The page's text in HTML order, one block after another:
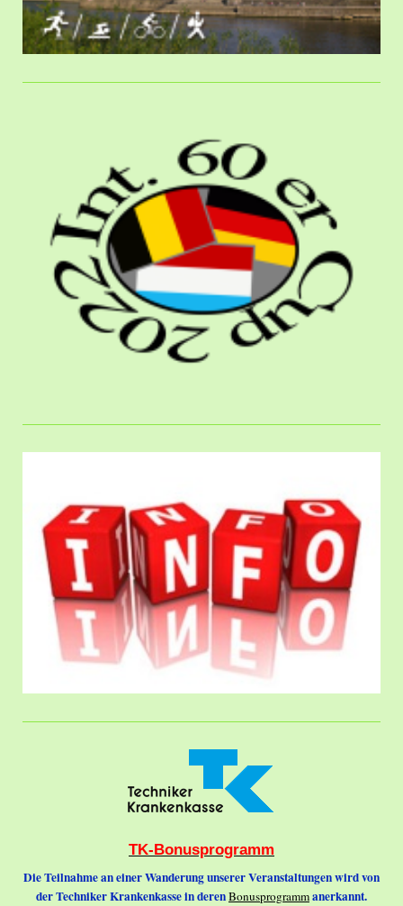
TK-Bonusprogramm
Die Teilnahme an einer Wanderung unserer Veranstaltungen wird von
der Techniker Krankenkasse in derenBonusprogrammanerkannt.